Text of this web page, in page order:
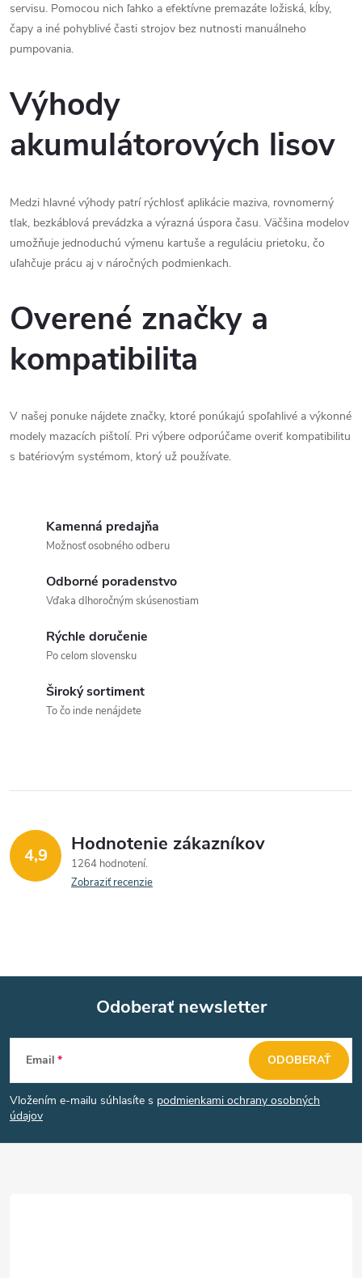
c
i
e
p
r
v
k
y
ý
p
s
u
servisu. Pomocou nich ľahko a efektívne premazáte ložiská, kĺby,
čapy a iné pohyblivé časti strojov bez nutnosti manuálneho
pumpovania.
Výhody
akumulátorových lisov
Medzi hlavné výhody patrí rýchlosť aplikácie maziva, rovnomerný
tlak, bezkáblová prevádzka a výrazná úspora času. Väčšina modelov
umožňuje jednoduchú výmenu kartuše a reguláciu prietoku, čo
uľahčuje prácu aj v náročných podmienkach.
Overené značky a
kompatibilita
V našej ponuke nájdete značky, ktoré ponúkajú spoľahlivé a výkonné
modely mazacích pištolí. Pri výbere odporúčame overiť kompatibilitu
s batériovým systémom, ktorý už používate.
Kamenná predajňa
Možnosť osobného odberu
Odborné poradenstvo
Vďaka dlhoročným skúsenostiam
Rýchle doručenie
Po celom slovensku
Široký sortiment
To čo inde nenájdete
4,9 Hodnotenie zákazníkov
1264 hodnotení
Zobraziť recenzie
Z
á
p
Odoberať newsletter
Email
Vložením e-mailu súhlasíte s podmienkami ochrany osobných
údajov
ODOBERAŤ